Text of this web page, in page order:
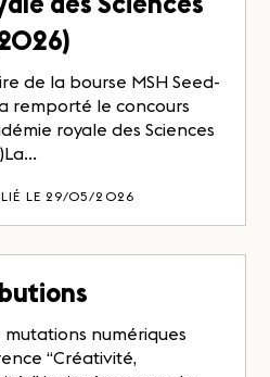
de la bourse MSH Seed-
remporté le concours
royale des Sciences
LE 29/05/2026
numériques
“Créativité,